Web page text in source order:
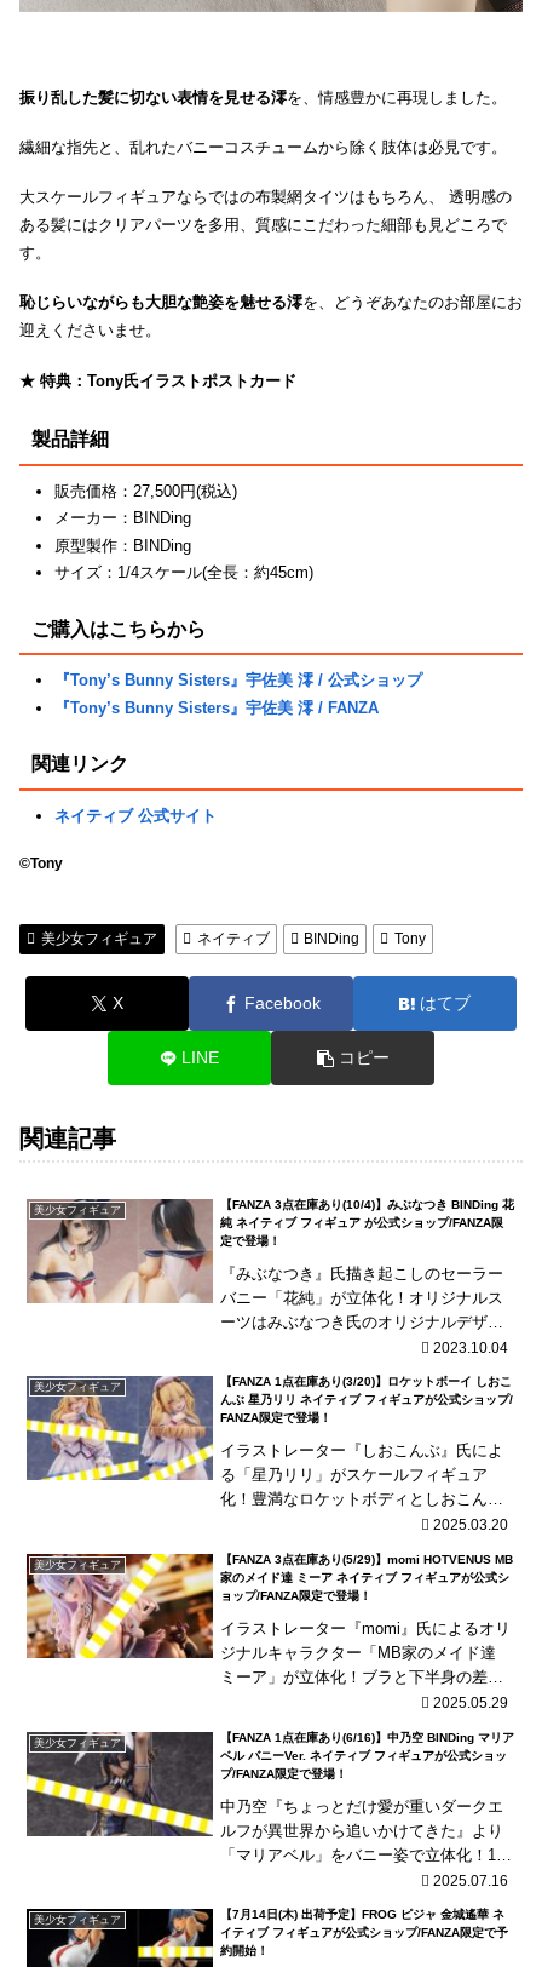
振り乱した髪に切ない表情を見せる澪を、情感豊かに再現しました。
繊細な指先と、乱れたバニーコスチュームから除く肢体は必見です。
大スケールフィギュアならではの布製網タイツはもちろん、 透明感の
ある髪にはクリアパーツを多用、質感にこだわった細部も見どころで
す。
恥じらいながらも大胆な艶姿を魅せる澪を、どうぞあなたのお部屋にお
迎えくださいませ。
★ 特典：Tony氏イラストポストカード
製品詳細
販売価格：27,500円(税込)
メーカー：BINDing
原型製作：BINDing
サイズ：1/4スケール(全長：約45cm)
ご購入はこちらから
『Tony’s Bunny Sisters』宇佐美 澪 / 公式ショップ
『Tony’s Bunny Sisters』宇佐美 澪 / FANZA
関連リンク
ネイティブ 公式サイト
©Tony
美少女フィギュア ネイティブ BINDing Tony
X Facebook はてブ
LINE コピー
関連記事
美少女フィギュア
【FANZA 3点在庫あり(10/4)】みぶなつき BINDing 花
純 ネイティブ フィギュア が公式ショップ/FANZA限
定で登場！
『みぶなつき』氏描き起こしのセーラー
バニー「花純」が立体化！オリジナルス
ーツはみぶなつき氏のオリジナルデザイ
ン！衣装の一部はパーツを差し替え可
2023.10.04
美少女フィギュア
【FANZA 1点在庫あり(3/20)】ロケットボーイ しおこ
んぶ 星乃リリ ネイティブ フィギュアが公式ショップ/
FANZA限定で登場！
イラストレーター『しおこんぶ』氏によ
る「星乃リリ」がスケールフィギュア
化！豊満なロケットボディとしおこんぶ
氏特有の妖艶の表情を忠実に再現！2025.03.20
美少女フィギュア
【FANZA 3点在庫あり(5/29)】momi HOTVENUS MB
家のメイド達 ミーア ネイティブ フィギュアが公式シ
ョップ/FANZA限定で登場！
イラストレーター『momi』氏によるオリ
ジナルキャラクター「MB家のメイド達
ミーア」が立体化！ブラと下半身の差し
2025.05.29
美少女フィギュア
【FANZA 1点在庫あり(6/16)】中乃空 BINDing マリア
ベル バニーVer. ネイティブ フィギュアが公式ショッ
プ/FANZA限定で登場！
中乃空『ちょっとだけ愛が重いダークエ
ルフが異世界から追いかけてきた』より
「マリアベル」をバニー姿で立体化！1/4
スケールのビッグサイズに布製網タイツ
2025.07.16
美少女フィギュア
【7月14日(木) 出荷予定】FROG ピジャ 金城遙華 ネ
イティブ フィギュアが公式ショップ/FANZA限定で予
約開始！